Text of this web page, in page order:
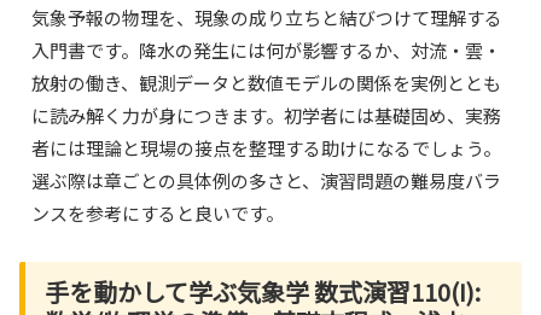
気象予報の物理を、現象の成り立ちと結びつけて理解する
入門書です。降水の発生には何が影響するか、対流・雲・
放射の働き、観測データと数値モデルの関係を実例ととも
に読み解く力が身につきます。初学者には基礎固め、実務
者には理論と現場の接点を整理する助けになるでしょう。
選ぶ際は章ごとの具体例の多さと、演習問題の難易度バラ
ンスを参考にすると良いです。
手を動かして学ぶ気象学 数式演習110(I):